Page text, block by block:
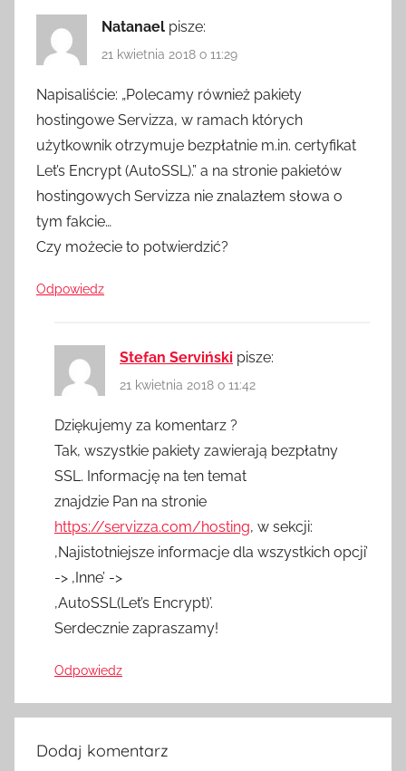
Natanael pisze:
21 kwietnia 2018 o 11:29
Napisaliście: „Polecamy również pakiety
hostingowe Servizza, w ramach których
użytkownik otrzymuje bezpłatnie m.in. certyfikat
Let’s Encrypt (AutoSSL).” a na stronie pakietów
hostingowych Servizza nie znalazłem słowa o
tym fakcie…
Czy możecie to potwierdzić?
Odpowiedz
Stefan Serviński pisze:
21 kwietnia 2018 o 11:42
Dziękujemy za komentarz ?
Tak, wszystkie pakiety zawierają bezpłatny
SSL. Informację na ten temat
znajdzie Pan na stronie
https://servizza.com/hosting, w sekcji:
‚Najistotniejsze informacje dla wszystkich opcji’
-> ‚Inne’ ->
‚AutoSSL(Let’s Encrypt)’.
Serdecznie zapraszamy!
Odpowiedz
Dodaj komentarz